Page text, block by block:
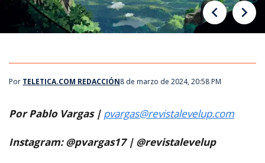
Por TELETICA.COM REDACCIÓN8 de marzo de 2024, 20:58 PM
Por Pablo Vargas | pvargas@revistalevelup.com
Instagram: @pvargas17 | @revistalevelup